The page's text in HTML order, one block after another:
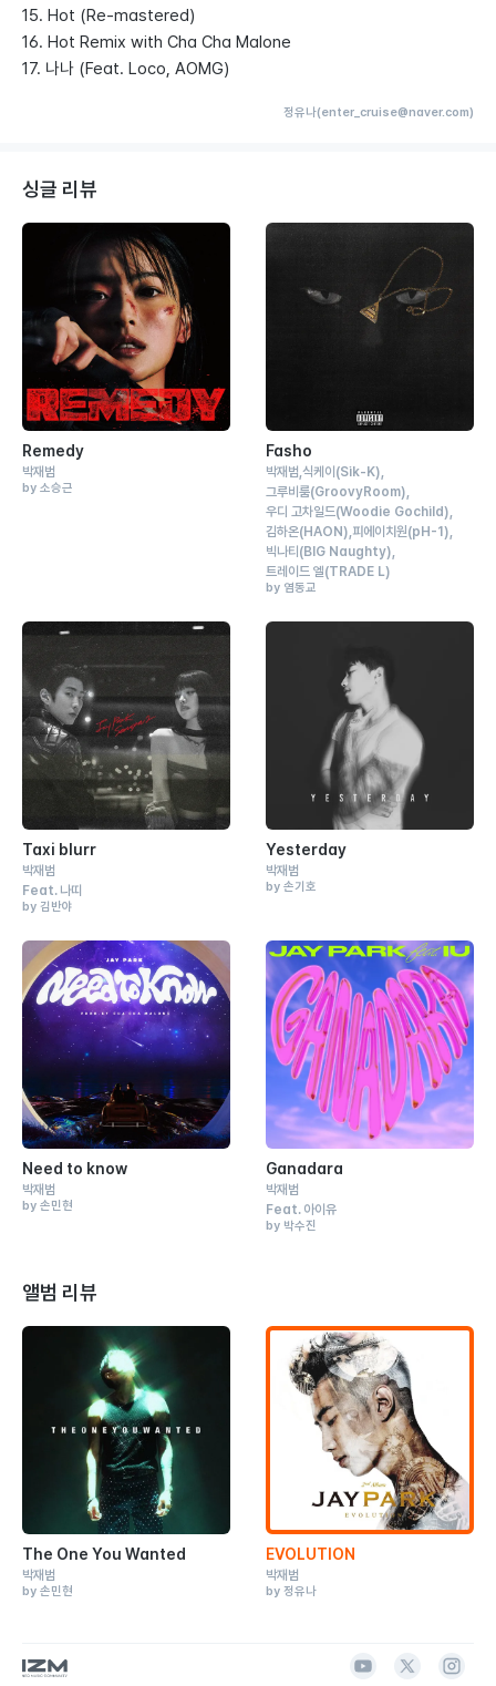
15. Hot (Re-mastered)
16. Hot Remix with Cha Cha Malone
17. 나나 (Feat. Loco, AOMG)
정유나(enter_cruise@naver.com)
싱글 리뷰
Remedy
박재범
by 소승근
Fasho
박재범 식케이 (Sik-K)
그루비룸(GroovyRoom)
우디 고차일드(Woodie Gochild)
김하온(HAON) 피에이치원(pH-1)
빅나티 (BIG Naughty)
트레이드 엘(TRADE L)
by 염동교
Taxi blurr
박재범
Feat. 나띠
by 김반야
Yesterday
박재범
by 손기호
Need to know
박재범
by 손민현
Ganadara
박재범
Feat. 아이유
by 박수진
앨범 리뷰
The One You Wanted
박재범
by 손민현
EVOLUTION
박재범
by 정유나